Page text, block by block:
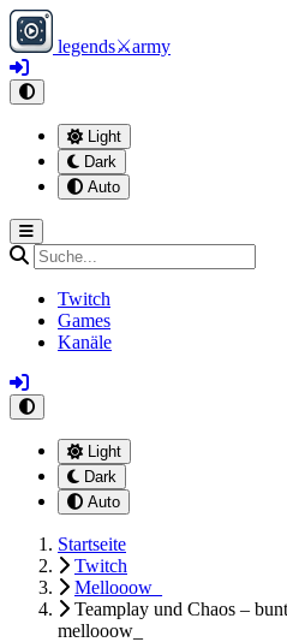
legends⚔army
Light
Dark
Auto
Twitch
Games
Kanäle
Light
Dark
Auto
Startseite
Twitch
Mellooow_
Teamplay und Chaos –
mellooow_